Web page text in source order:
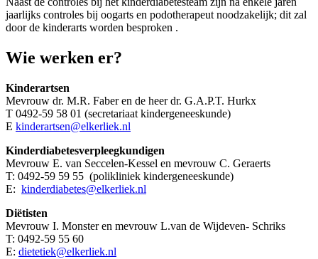
jaarlijks controles bij oogarts en podotherapeut noodzakelijk; dit zal
door de kinderarts worden besproken .
Wie werken er?
Kinderartsen
Mevrouw dr. M.R. Faber en de heer dr. G.A.P.T. Hurkx
T 0492-59 58 01 (secretariaat kindergeneeskunde)
E kinderartsen@elkerliek.nl
Kinderdiabetesverpleegkundigen
Mevrouw E. van Seccelen-Kessel en mevrouw C. Geraerts
T: 0492-59 59 55 (polikliniek kindergeneeskunde)
E: kinderdiabetes@elkerliek.nl
Diëtisten
Mevrouw I. Monster en mevrouw L.van de Wijdeven- Schriks
T: 0492-59 55 60
E: dietetiek@elkerliek.nl